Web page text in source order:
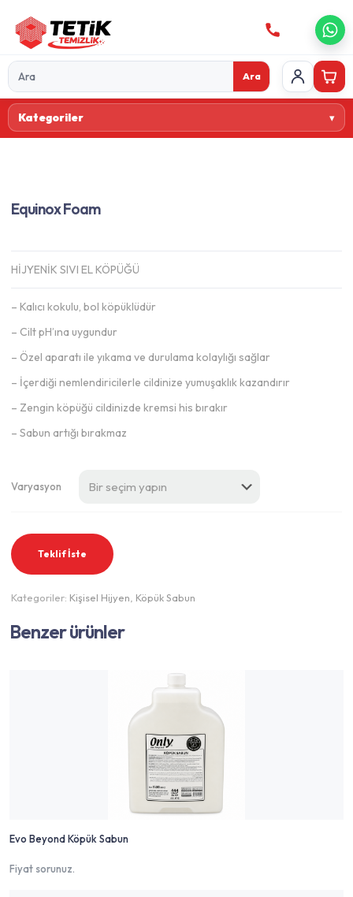
Ürün
ara
Ara
Kategoriler
Equinox Foam
HİJYENİK SIVI EL KÖPÜĞÜ
– Kalıcı kokulu, bol köpüklüdür
– Cilt pH’ına uygundur
– Özel aparatı ile yıkama ve durulama kolaylığı sağlar
– İçerdiği nemlendiricilerle cildinize yumuşaklık kazandırır
– Zengin köpüğü cildinizde kremsi his bırakır
– Sabun artığı bırakmaz
Varyasyon
Teklif İste
Kategoriler: Kişisel Hijyen Köpük Sabun
Benzer ürünler
Evo Beyond Köpük Sabun
Fiyat sorunuz.